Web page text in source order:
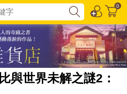
0
與世界未解之謎2：